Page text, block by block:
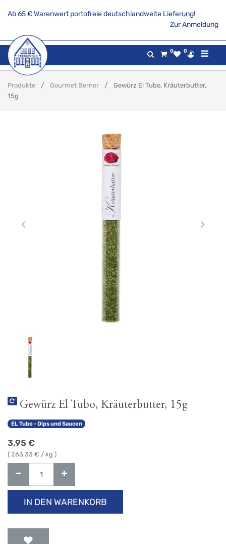
Ab 65 € Warenwert portofreie deutschlandweite Lieferung!
Zur Anmeldung
0 0
Produkte Gourmet Berner
Gewürz El Tubo, Kräuterbutter,
15g
Gewürz El Tubo, Kräuterbutter, 15g
EL Tubo - Dips und Saucen
3,95 €
( 263,33 € / kg )
IN DEN WARENKORB